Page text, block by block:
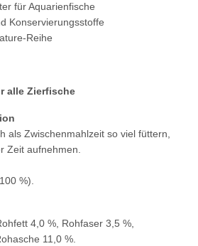
für Aquarienfische
Konservierungsstoffe
Reihe
alle Zierfische
als Zwischenmahlzeit so viel füttern,
Zeit aufnehmen.
%).
4,0 %, Rohfaser 3,5 %,
11,0 %.